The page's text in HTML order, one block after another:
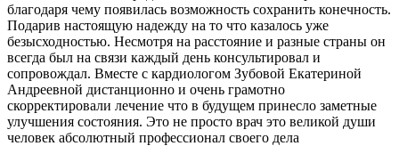
благодаря чему появилась возможность сохранить конечность.
Подарив настоящую надежду на то что казалось уже
безысходностью. Несмотря на расстояние и разные страны он
всегда был на связи каждый день консультировал и
сопровождал. Вместе с кардиологом Зубовой Екатериной
Андреевной дистанционно и очень грамотно
скорректировали лечение что в будущем принесло заметные
улучшения состояния. Это не просто врач это великой души
человек абсолютный профессионал своего дела